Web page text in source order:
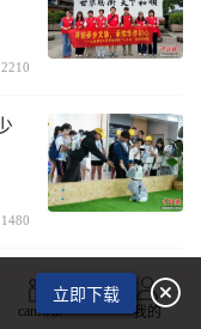
2210
1480
地正式投运
立即下载 
camwin 我的